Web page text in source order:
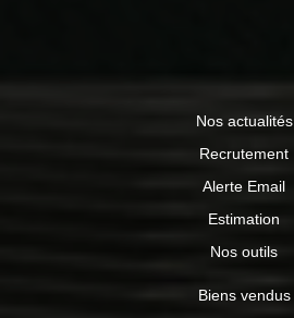
Nos actualités
Recrutement
Alerte Email
Estimation
Nos outils
Biens vendus